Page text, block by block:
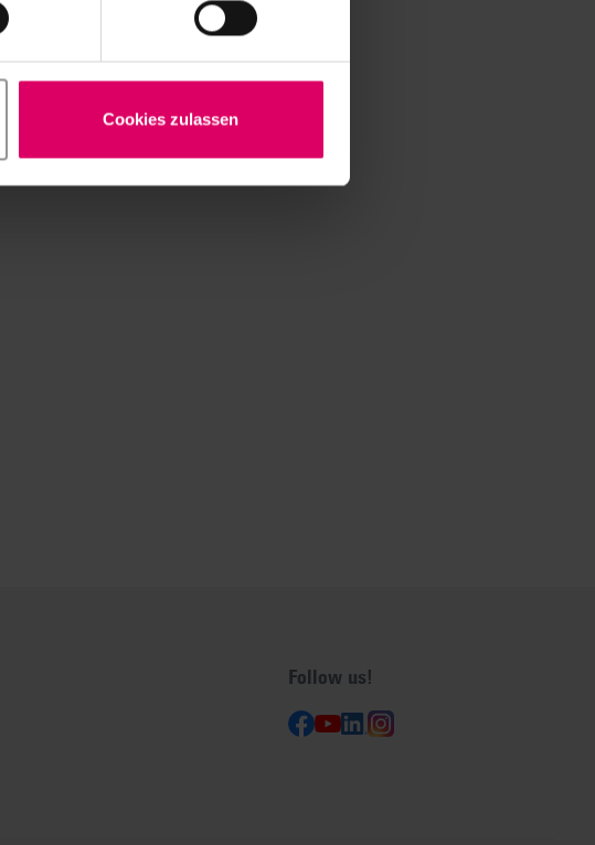
Cookies zulassen
Follow us!